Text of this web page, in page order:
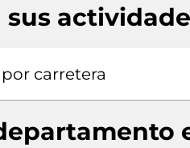
sus
carretera